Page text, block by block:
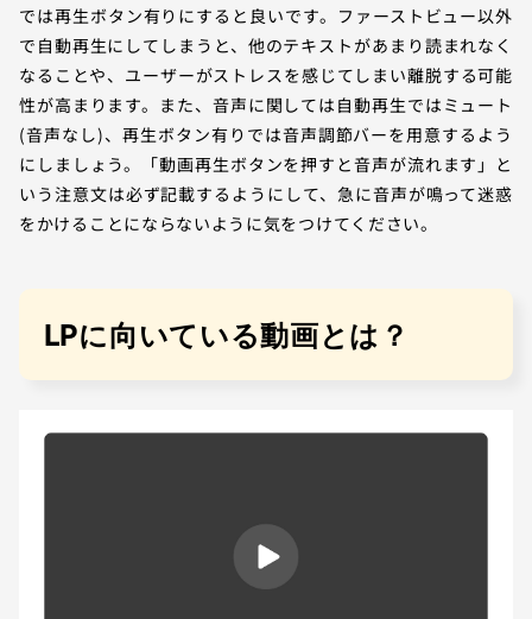
では再生ボタン有りにすると良いです。ファーストビュー以外
で自動再生にしてしまうと、他のテキストがあまり読まれなく
なることや、ユーザーがストレスを感じてしまい離脱する可能
性が高まります。また、音声に関しては自動再生ではミュート
(音声なし)、再生ボタン有りでは音声調節バーを用意するよう
にしましょう。「動画再生ボタンを押すと音声が流れます」と
いう注意文は必ず記載するようにして、急に音声が鳴って迷惑
をかけることにならないように気をつけてください。
LPに向いている動画とは？